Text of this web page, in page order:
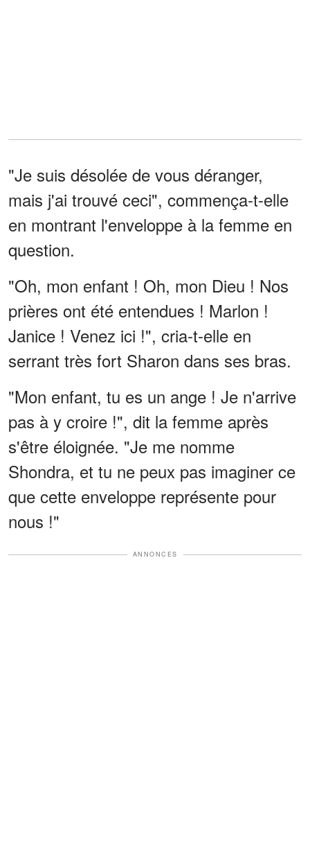
"Je suis désolée de vous déranger,
mais j'ai trouvé ceci", commença-t-elle
en montrant l'enveloppe à la femme en
question.
"Oh, mon enfant ! Oh, mon Dieu ! Nos
prières ont été entendues ! Marlon !
Janice ! Venez ici !", cria-t-elle en
serrant très fort Sharon dans ses bras.
"Mon enfant, tu es un ange ! Je n'arrive
pas à y croire !", dit la femme après
s'être éloignée. "Je me nomme
Shondra, et tu ne peux pas imaginer ce
que cette enveloppe représente pour
nous !"
ANNONCES